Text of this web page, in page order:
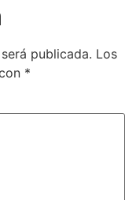
publicada. Los
*